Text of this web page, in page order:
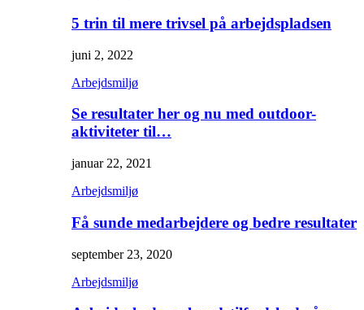
5 trin til mere trivsel på arbejdspladsen
juni 2, 2022
Arbejdsmiljø
Se resultater her og nu med outdoor-
aktiviteter til…
januar 22, 2021
Arbejdsmiljø
Få sunde medarbejdere og bedre resultater
september 23, 2020
Arbejdsmiljø